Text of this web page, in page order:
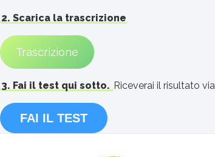
2. Scarica la trascrizione
Trascrizione
3. Fai il test qui sotto. Riceverai il risultato
FAI IL TEST